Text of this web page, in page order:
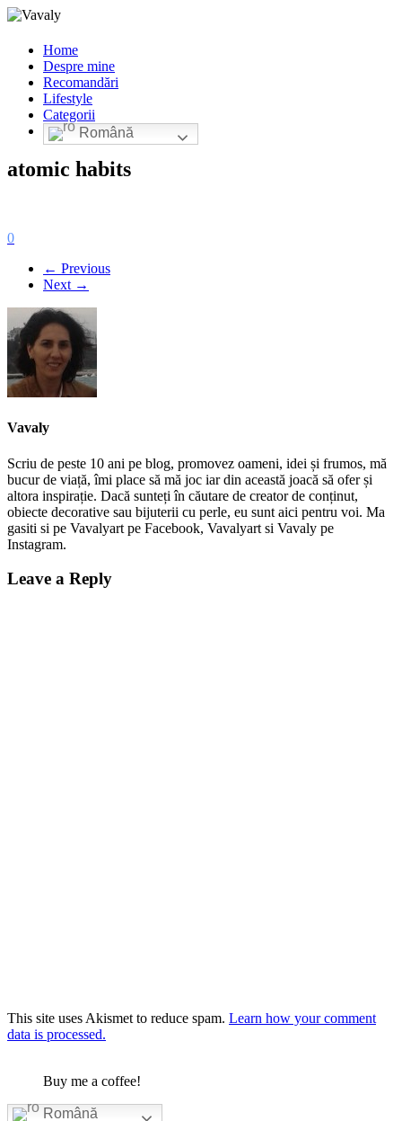
Home
Despre mine
Recomandări
Lifestyle
Categorii
Română
atomic habits
0
← Previous
Next →
Vavaly
Scriu de peste 10 ani pe blog, promovez oameni, idei și frumos, mă
bucur de viață, îmi place să mă joc iar din această joacă să ofer și
altora inspirație. Dacă sunteți în căutare de creator de conținut,
obiecte decorative sau bijuterii cu perle, eu sunt aici pentru voi. Ma
gasiti si pe Vavalyart pe Facebook, Vavalyart si Vavaly pe
Instagram.
Leave a Reply
This site uses Akismet to reduce spam. Learn how your comment
data is processed.
Buy me a coffee!
Română